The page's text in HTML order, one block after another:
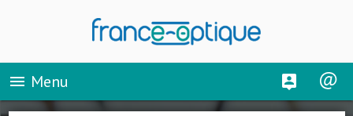
menu Menu